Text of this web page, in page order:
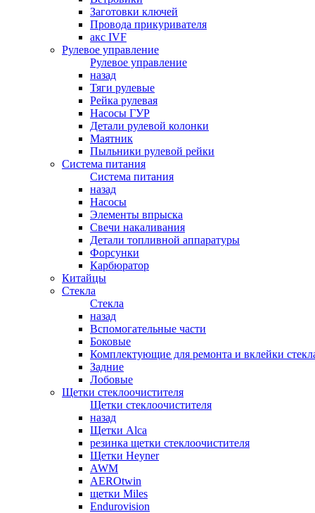
Заготовки ключей
Провода прикуривателя
акс IVF
Рулевое управление
Рулевое управление
назад
Тяги рулевые
Рейка рулевая
Насосы ГУР
Детали рулевой колонки
Маятник
Пыльники рулевой рейки
Система питания
Система питания
назад
Насосы
Элементы впрыска
Свечи накаливания
Детали топливной аппаратуры
Форсунки
Карбюратор
Китайцы
Стекла
Стекла
назад
Вспомогательные части
Боковые
Комплектующие для ремонта и вклейки
Задние
Лобовые
Щетки стеклоочистителя
Щетки стеклоочистителя
назад
Щетки Alca
резинка щетки стеклоочистителя
Щетки Heyner
AWM
AEROtwin
щетки Miles
Endurovision